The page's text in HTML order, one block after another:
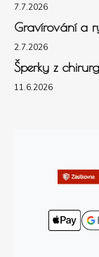
7.7.2026
Gravírování a
2.7.2026
Šperky z
11.6.2026